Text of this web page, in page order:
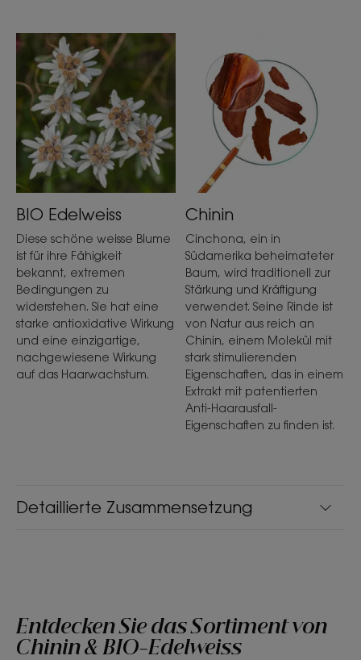
Detaillierte Zusammensetzung
BIO Edelweiss
Diese schöne weisse Blume
ist für ihre Fähigkeit
bekannt, extremen
Bedingungen zu
widerstehen. Sie hat eine
starke antioxidative Wirkung
und eine einzigartige,
nachgewiesene Wirkung
auf das Haarwachstum.
Chinin
Cinchona, ein in
Südamerika beheimateter
Baum, wird traditionell zur
Stärkung und Kräftigung
verwendet. Seine Rinde ist
von Natur aus reich an
Chinin, einem Molekül mit
stark stimulierenden
Eigenschaften, das in einem
Extrakt mit patentierten
Anti-Haarausfall-
Eigenschaften zu finden ist.
Entdecken Sie das Sortiment von
Chinin & BIO-Edelweiss